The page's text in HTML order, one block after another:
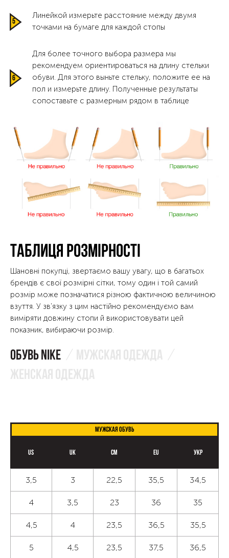
Линейкой измерьте расстояние между двумя
точками на бумаге для каждой стопы
Для более точного выбора размера мы
рекомендуем ориентироваться на длину стельки
обуви. Для этого выньте стельку, положите ее на
пол и измерьте длину. Полученные результаты
сопоставьте с размерным рядом в таблице
Таблиця розмірності
Шановні покупці, звертаємо вашу увагу, що в багатьох
брендів є свої розмірні сітки, тому один і той самий
розмір може позначатися різною фактичною величиною
взуття. У зв'язку з цим настійно рекомендуємо вам
виміряти довжину стопи й використовувати цей
показник, вибираючи розмір.
Обувь NIKE
Мужская одежда
Женская одежда
Мужская обувь
US UK CM EU Укр
3,5 3 22,5 35,5 34,5
4 3,5 23 36 35
4,5 4 23,5 36,5 35,5
5 4,5 23,5 37,5 36,5